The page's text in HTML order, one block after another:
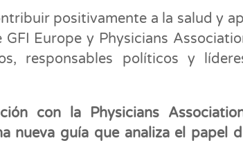
positivamente a la salud y
Europe y Physicians
responsables políticos y
con la Physicians
nueva guía que analiza el papel